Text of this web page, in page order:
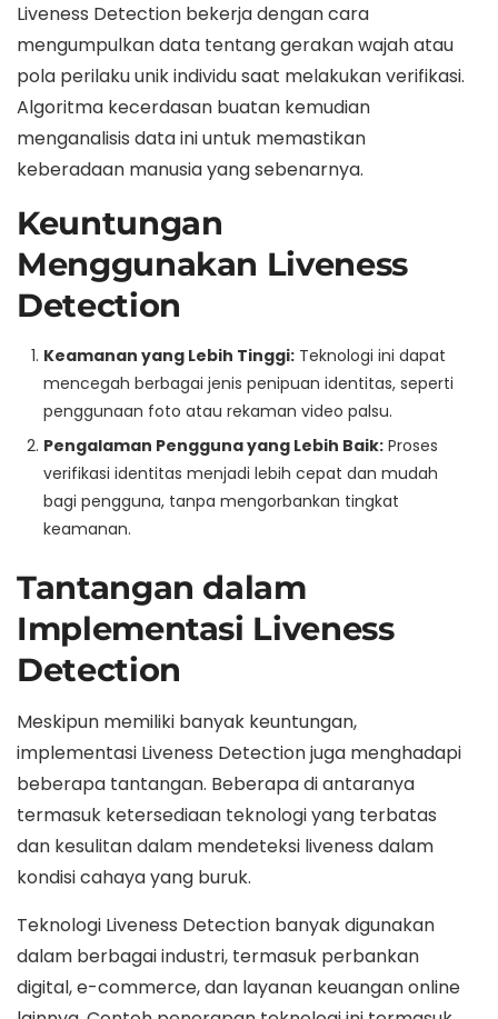
Liveness Detection bekerja dengan cara
mengumpulkan data tentang gerakan wajah atau
pola perilaku unik individu saat melakukan verifikasi.
Algoritma kecerdasan buatan kemudian
menganalisis data ini untuk memastikan
keberadaan manusia yang sebenarnya.
Keuntungan
Menggunakan Liveness
Detection
Keamanan yang Lebih Tinggi: Teknologi ini dapat
mencegah berbagai jenis penipuan identitas, seperti
penggunaan foto atau rekaman video palsu.
Pengalaman Pengguna yang Lebih Baik: Proses
verifikasi identitas menjadi lebih cepat dan mudah
bagi pengguna, tanpa mengorbankan tingkat
keamanan.
Tantangan dalam
Implementasi Liveness
Detection
Meskipun memiliki banyak keuntungan,
implementasi Liveness Detection juga menghadapi
beberapa tantangan. Beberapa di antaranya
termasuk ketersediaan teknologi yang terbatas
dan kesulitan dalam mendeteksi liveness dalam
kondisi cahaya yang buruk.
Teknologi Liveness Detection banyak digunakan
dalam berbagai industri, termasuk perbankan
digital, e-commerce, dan layanan keuangan online